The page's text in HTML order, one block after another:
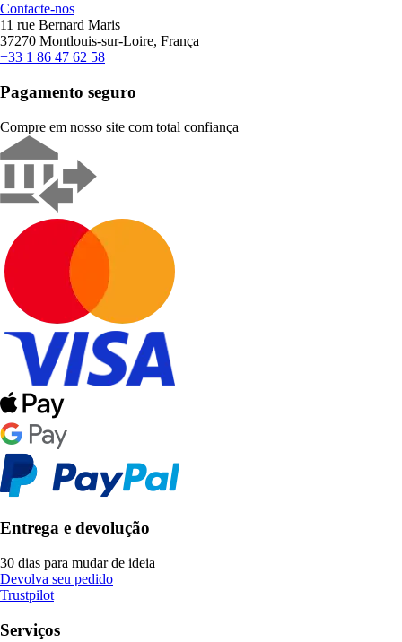
Contacte-nos
11 rue Bernard Maris
37270 Montlouis-sur-Loire, França
+33 1 86 47 62 58
Pagamento seguro
Compre em nosso site com total confiança
Entrega e devolução
30 dias para mudar de ideia
Devolva seu pedido
Trustpilot
Serviços